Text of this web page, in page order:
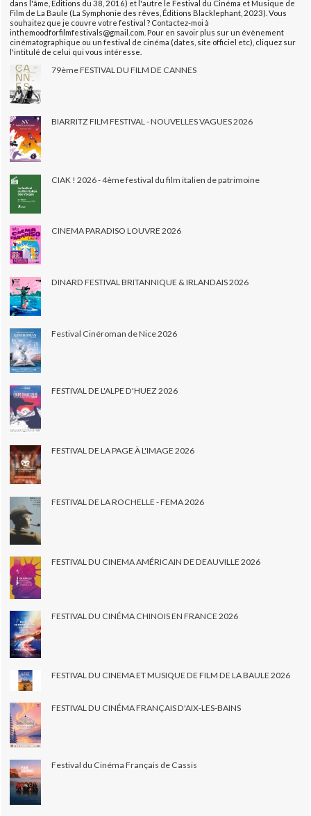
dans l'âme, Éditions du 38, 2016) et l'autre le Festival du Cinéma et Musique de
Film de La Baule (La Symphonie des rêves, Éditions Blacklephant, 2023). Vous
souhaitez que je couvre votre festival ? Contactez-moi à
inthemoodforfilmfestivals@gmail.com. Pour en savoir plus sur un évènement
cinématographique ou un festival de cinéma (dates, site officiel etc), cliquez sur
l'intitulé de celui qui vous intéresse.
79ème FESTIVAL DU FILM DE CANNES
BIARRITZ FILM FESTIVAL - NOUVELLES VAGUES 2026
CIAK ! 2026 - 4ème festival du film italien de patrimoine
CINEMA PARADISO LOUVRE 2026
DINARD FESTIVAL BRITANNIQUE & IRLANDAIS 2026
Festival Cinéroman de Nice 2026
FESTIVAL DE L'ALPE D'HUEZ 2026
FESTIVAL DE LA PAGE À L'IMAGE 2026
FESTIVAL DE LA ROCHELLE - FEMA 2026
FESTIVAL DU CINEMA AMÉRICAIN DE DEAUVILLE 2026
FESTIVAL DU CINÉMA CHINOIS EN FRANCE 2026
FESTIVAL DU CINEMA ET MUSIQUE DE FILM DE LA BAULE 2026
FESTIVAL DU CINÉMA FRANÇAIS D'AIX-LES-BAINS
Festival du Cinéma Français de Cassis